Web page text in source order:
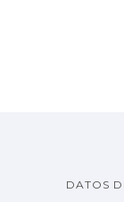
DATOS